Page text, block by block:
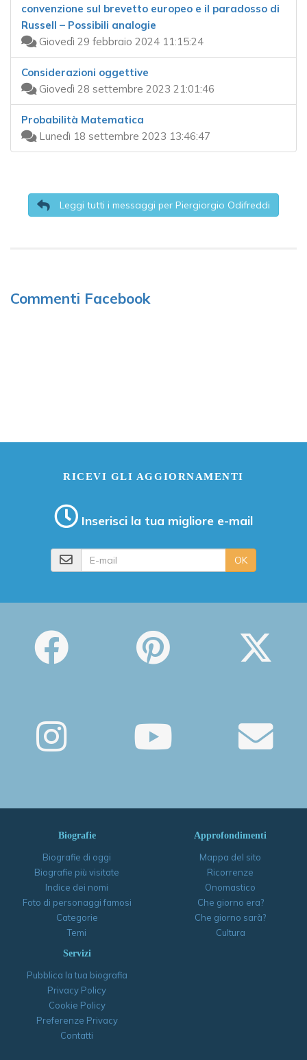
convenzione sul brevetto europeo e il paradosso di
Russell – Possibili analogie
Giovedì 29 febbraio 2024 11:15:24
Considerazioni oggettive
Giovedì 28 settembre 2023 21:01:46
Probabilità Matematica
Lunedì 18 settembre 2023 13:46:47
Leggi tutti i messaggi per Piergiorgio Odifreddi
Commenti Facebook
RICEVI GLI AGGIORNAMENTI
Inserisci la tua migliore e-mail
OK
Biografie
Biografie di oggi
Biografie più visitate
Indice dei nomi
Foto di personaggi famosi
Categorie
Temi
Approfondimenti
Mappa del sito
Ricorrenze
Onomastico
Che giorno era?
Che giorno sarà?
Cultura
Servizi
Pubblica la tua biografia
Privacy Policy
Cookie Policy
Preferenze Privacy
Contatti